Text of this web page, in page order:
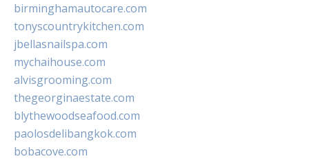
birminghamautocare.com
tonyscountrykitchen.com
jbellasnailspa.com
mychaihouse.com
alvisgrooming.com
thegeorginaestate.com
blythewoodseafood.com
paolosdelibangkok.com
bobacove.com